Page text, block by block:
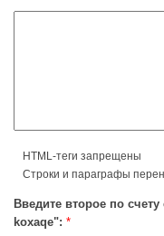
HTML-теги запрещены
Строки и параграфы
Введите второе по
koxaqe": *